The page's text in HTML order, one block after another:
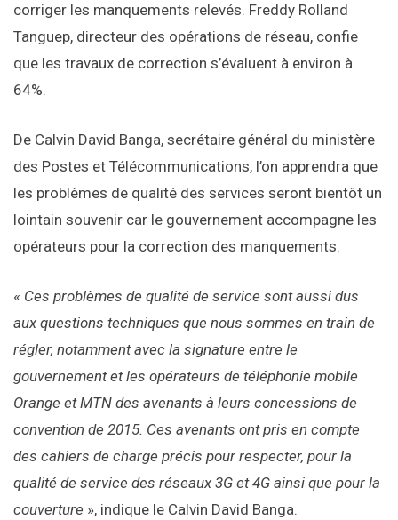
corriger les manquements relevés. Freddy Rolland
Tanguep, directeur des opérations de réseau, confie
que les travaux de correction s’évaluent à environ à
64%.
De Calvin David Banga, secrétaire général du ministère
des Postes et Télécommunications, l’on apprendra que
les problèmes de qualité des services seront bientôt un
lointain souvenir car le gouvernement accompagne les
opérateurs pour la correction des manquements.
« Ces problèmes de qualité de service sont aussi dus
aux questions techniques que nous sommes en train de
régler, notamment avec la signature entre le
gouvernement et les opérateurs de téléphonie mobile
Orange et MTN des avenants à leurs concessions de
convention de 2015. Ces avenants ont pris en compte
des cahiers de charge précis pour respecter, pour la
qualité de service des réseaux 3G et 4G ainsi que pour la
couverture », indique le Calvin David Banga.